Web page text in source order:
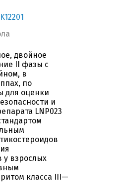
двойное
II фазы с
в
по
для оценки
и
LNP023
у взрослых
класса III—